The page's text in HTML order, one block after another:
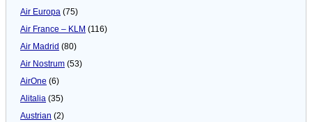
Air Europa (75)
Air France – KLM (116)
Air Madrid (80)
Air Nostrum (53)
AirOne (6)
Alitalia (35)
Austrian (2)